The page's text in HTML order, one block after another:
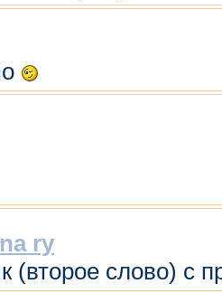
ry
(второе слово) с